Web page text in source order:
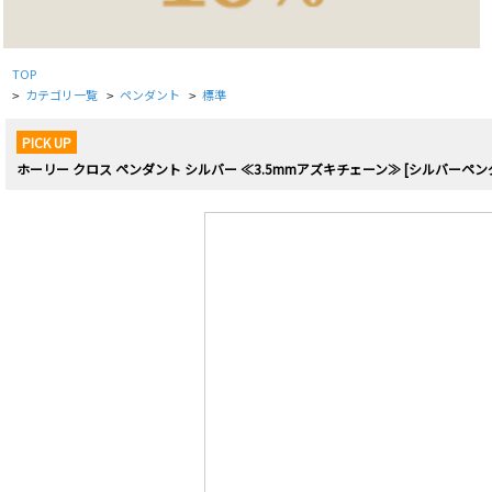
TOP
> カテゴリ一覧 > ペンダント > 標準
PICK UP
ホーリー クロス ペンダント シルバー ≪3.5mmアズキチェーン≫ [シルバーペン